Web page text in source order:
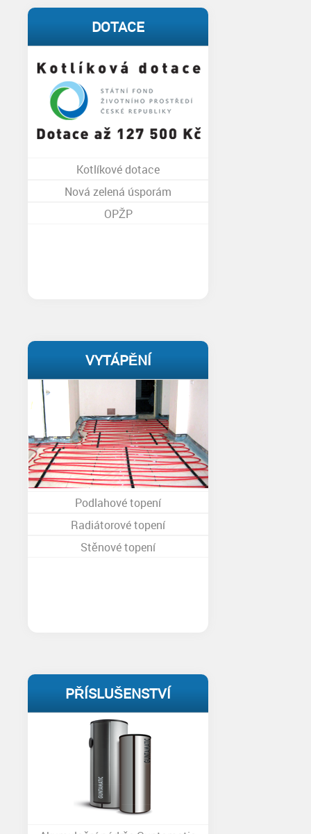
DOTACE
Kotlíkové dotace
Nová zelená úsporám
OPŽP
VYTÁPĚNÍ
Podlahové topení
Radiátorové topení
Stěnové topení
PŘÍSLUŠENSTVÍ